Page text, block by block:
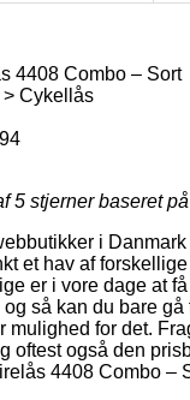
4408 Combo – Sort
Cykellås
5 stjerner baseret på
i
et hav af
er i vore dage at
så kan du bare
mulighed for det.
oftest også den
4408 Combo –